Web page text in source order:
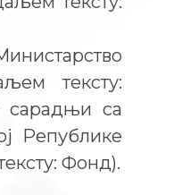
тексту:
сарадњи са
Републике
Фонд).